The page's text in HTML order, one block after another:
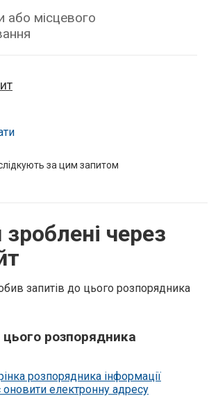
або місцевого
за цим запитом
через
запитів до цього розпорядника
розпорядника
розпорядника інформації
оновити електронну адресу